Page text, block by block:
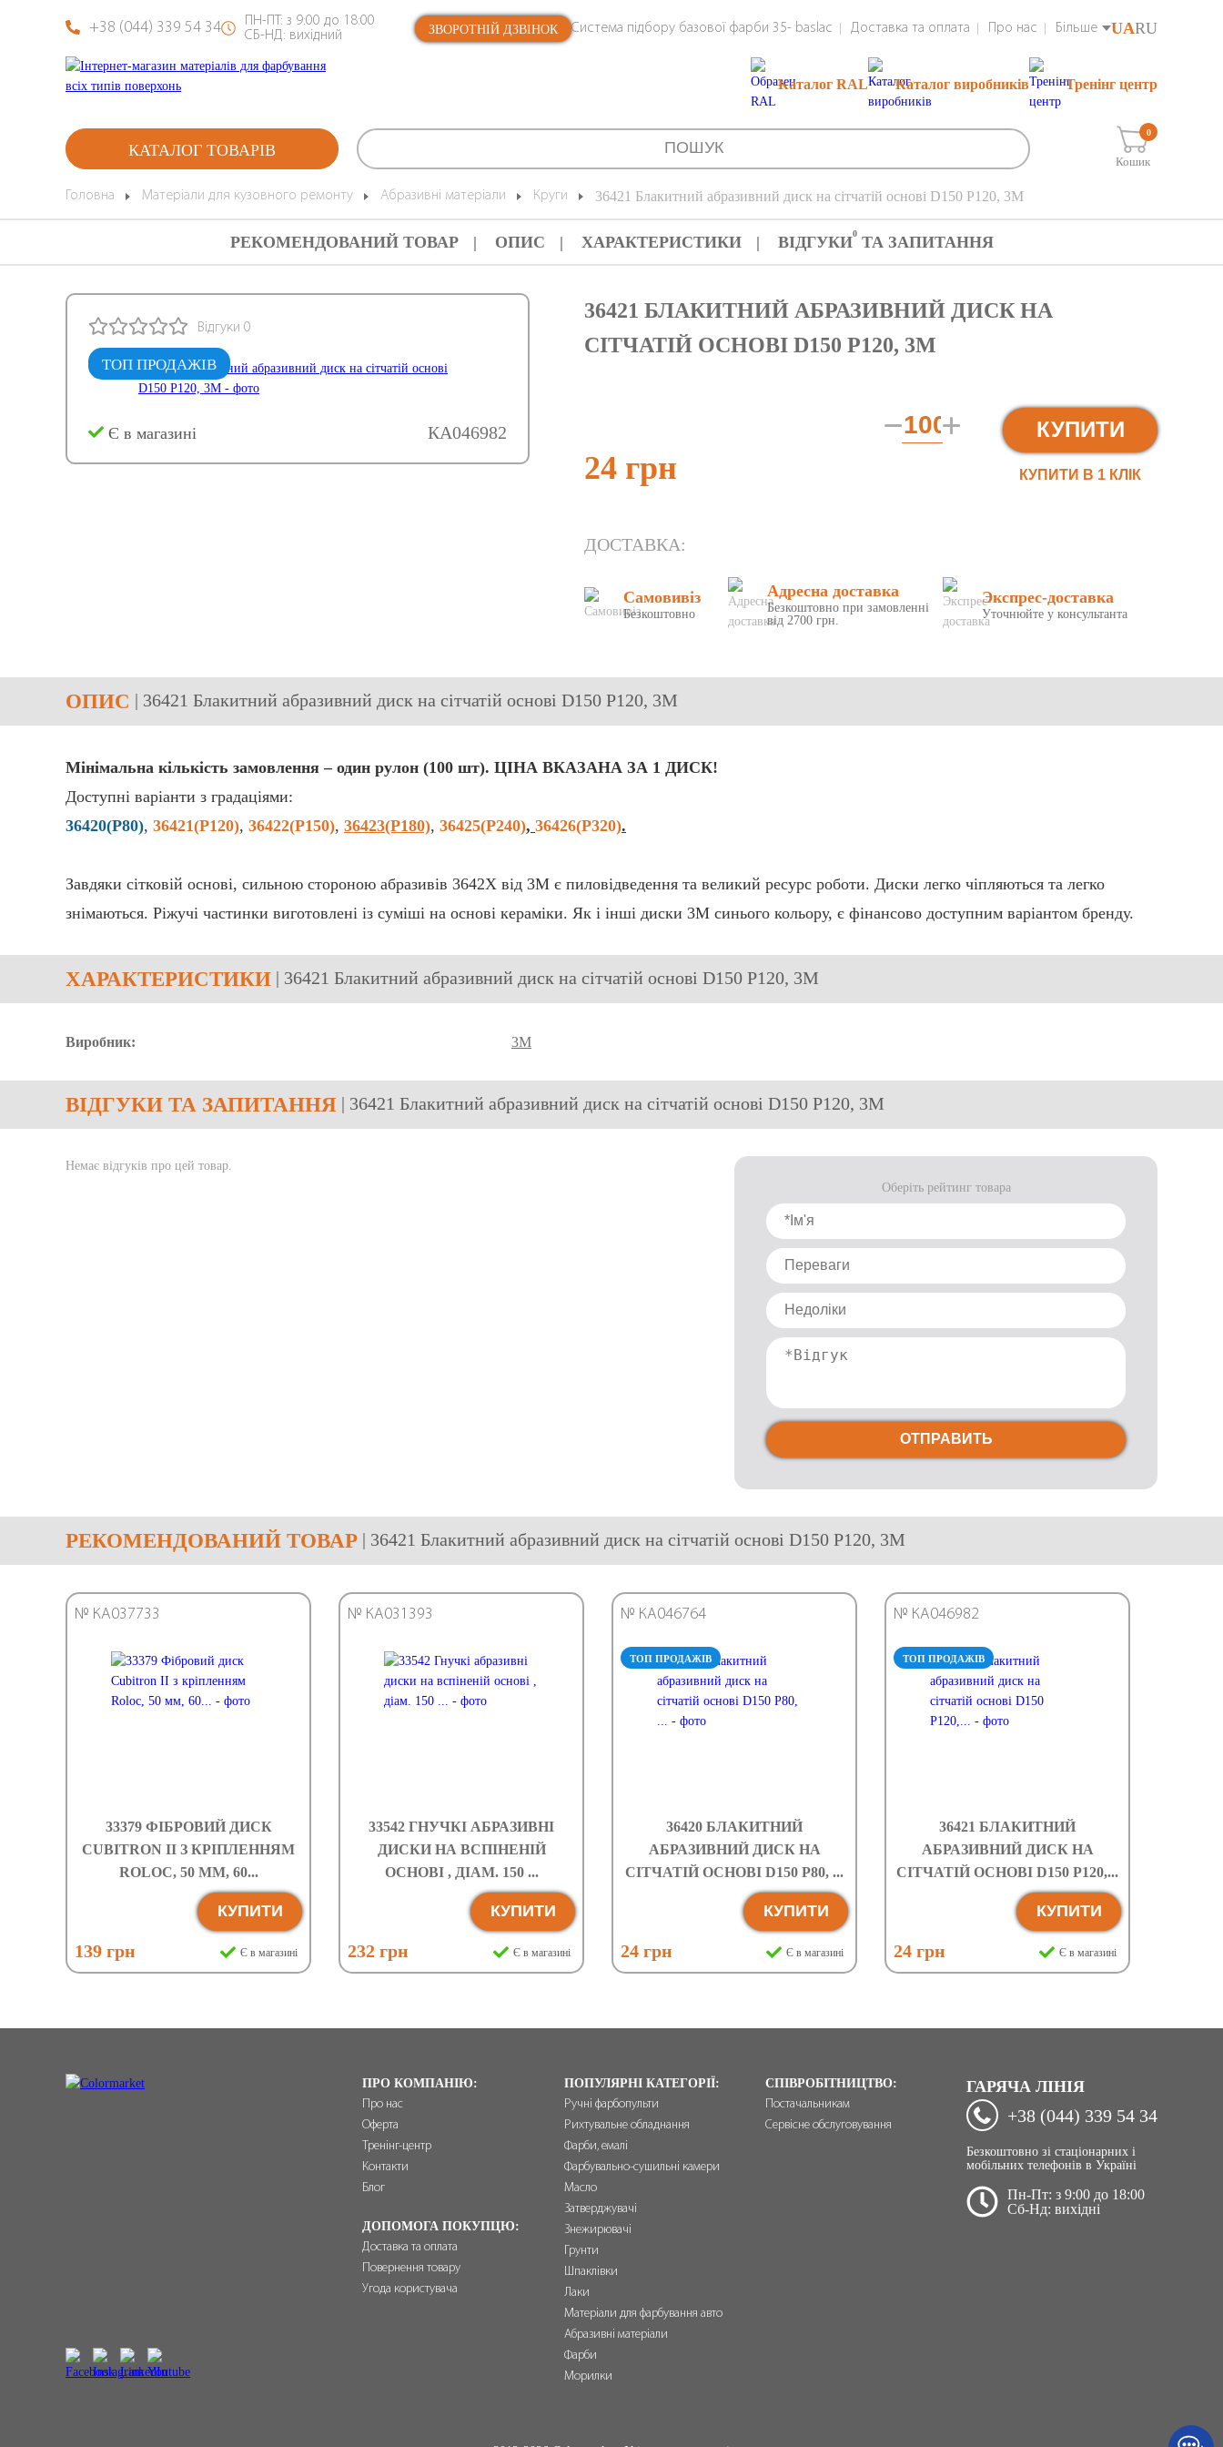
+38 (044) 339 54 34
ПН-ПТ: з 9:00 до 18:00
СБ-НД: вихідний
ЗВОРОТНІЙ ДЗВІНОК Система підбору базової фарби 35- baslac Доставка та оплата Про нас Більше UARU
Каталог RAL Каталог виробників Тренінг центр
КАТАЛОГ ТОВАРІВ
Кошик
0
Головна Матеріали для кузовного ремонту Абразивні матеріали Круги 36421 Блакитний абразивний диск на сітчатій основі D150 P120, 3М
РЕКОМЕНДОВАНИЙ ТОВАР ОПИС ХАРАКТЕРИСТИКИ ВІДГУКИ0 ТА ЗАПИТАННЯ
Відгуки 0
КА046982
Є в магазині
ТОП ПРОДАЖІВ
36421 БЛАКИТНИЙ АБРАЗИВНИЙ ДИСК НА
СІТЧАТІЙ ОСНОВІ D150 P120, 3М
24 грн
КУПИТИ
КУПИТИ В 1 КЛIК
ДОСТАВКА:
Самовивіз
Безкоштовно
Адресна доставка
Безкоштовно при замовленні
від 2700 грн.
Экспрес-доставка
Уточнюйте у консультанта
ОПИС | 36421 Блакитний абразивний диск на сітчатій основі D150 P120, 3М
Мінімальна кількість замовлення – один рулон (100 шт). ЦІНА ВКАЗАНА ЗА 1 ДИСК!
Доступні варіанти з градаціями:
36420(P80), 36421(P120), 36422(P150), 36423(P180), 36425(P240), 36426(Р320).
Завдяки сітковій основі, сильною стороною абразивів 3642Х від 3M є пиловідведення та великий ресурс роботи. Диски легко чіпляються та легко
знімаються. Ріжучі частинки виготовлені із суміші на основі кераміки. Як і інші диски 3М синього кольору, є фінансово доступним варіантом бренду.
ХАРАКТЕРИСТИКИ | 36421 Блакитний абразивний диск на сітчатій основі D150 P120, 3М
Виробник: 3M
ВІДГУКИ ТА ЗАПИТАННЯ | 36421 Блакитний абразивний диск на сітчатій основі D150 P120, 3М
Немає відгуків про цей товар.
Оберіть рейтинг товара
ОТПРАВИТЬ
РЕКОМЕНДОВАНИЙ ТОВАР | 36421 Блакитний абразивний диск на сітчатій основі D150 P120, 3М
№ КА037733
33379 ФІБРОВИЙ ДИСК
CUBITRON II З КРІПЛЕННЯМ
ROLOC, 50 ММ, 60...
139 грн
КУПИТИ
Є в магазині
№ КА031393
33542 ГНУЧКІ АБРАЗИВНІ
ДИСКИ НА ВСПІНЕНІЙ
ОСНОВІ , ДІАМ. 150 ...
232 грн
КУПИТИ
Є в магазині
ТОП ПРОДАЖІВ
№ КА046764
36420 БЛАКИТНИЙ
АБРАЗИВНИЙ ДИСК НА
СІТЧАТІЙ ОСНОВІ D150 P80, ...
24 грн
КУПИТИ
Є в магазині
ТОП ПРОДАЖІВ
№ КА046982
36421 БЛАКИТНИЙ
АБРАЗИВНИЙ ДИСК НА
СІТЧАТІЙ ОСНОВІ D150 P120,...
24 грн
КУПИТИ
Є в магазині
ПРО КОМПАНІЮ:
Про нас
Оферта
Тренінг-центр
Контакти
Блог
ДОПОМОГА ПОКУПЦЮ:
Доставка та оплата
Повернення товару
Угода користувача
ПОПУЛЯРНІ КАТЕГОРІЇ:
Ручні фарбопульти
Рихтувальне обладнання
Фарби, емалі
Фарбувально-сушильні камери
Масло
Затверджувачі
Знежирювачі
Грунти
Шпаклівки
Лаки
Матеріали для фарбування авто
Абразивні матеріали
Фарби
Морилки
СПІВРОБІТНИЦТВО:
Постачальникам
Сервісне обслуговування
ГАРЯЧА ЛІНІЯ
+38 (044) 339 54 34
Безкоштовно зі стаціонарних і
мобільних телефонів в Україні
Пн-Пт: з 9:00 до 18:00
Сб-Нд: вихідні